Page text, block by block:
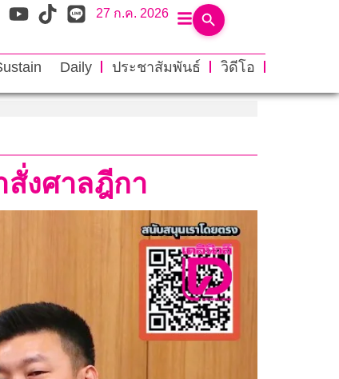
27 ก.ค. 2026
Daily ประชาสัมพันธ์
วิดีโอ
สั่งศาลฎีกา